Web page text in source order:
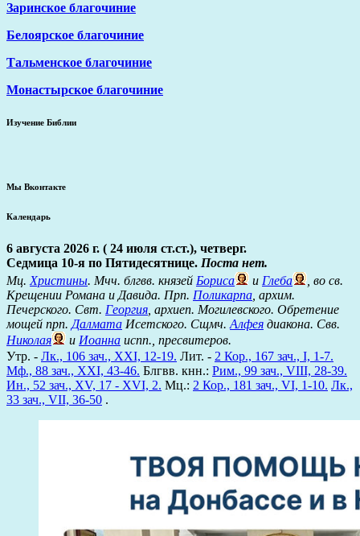
Заринское благочиние
Белоярское благочиние
Тальменское благочиние
Монастырское благочиние
Изучение Библии
Мы Вконтакте
Календарь
6 августа 2026 г. ( 24 июля ст.ст.), четверг.
Седмица 10-я по Пятидесятнице. Поста нет.
Мц. Христины. Мчч. блгвв. князей Бориса и Глеба
, во св.
Крещении Романа и Давида. Прп. Поликарпа , архим.
Печерского. Свт. Георгия , архиеп. Могилевского. Обретение
мощей прп. Далмата Исетского. Сщмч. Алфея диакона. Свв.
Николая
и Иоанна испп., пресвитеров.
Утр. - Лк., 106 зач., XXI, 12-19. Лит. - 2 Кор., 167 зач., I, 1-7.
Мф., 88 зач., XXI, 43-46. Блгвв. кнн.: Рим., 99 зач., VIII, 28-39.
Ин., 52 зач., XV, 17 - XVI, 2. Мц.: 2 Кор., 181 зач., VI, 1-10. Лк.,
33 зач., VII, 36-50 .